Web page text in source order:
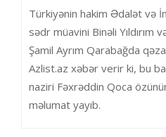
Türkiyənin hakim Ədalət və
sədr müavini Binəli Yıldırım
Şamil Ayrım Qarabağda
Azlist.az xəbər verir ki, bu
naziri Fəxrəddin Qoca
məlumat yayıb.